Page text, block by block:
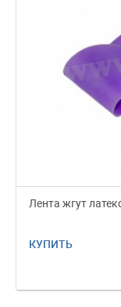
Лента жгут
КУПИТЬ